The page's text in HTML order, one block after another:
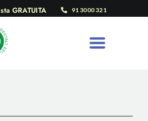
GRATUITA 91 3000 321